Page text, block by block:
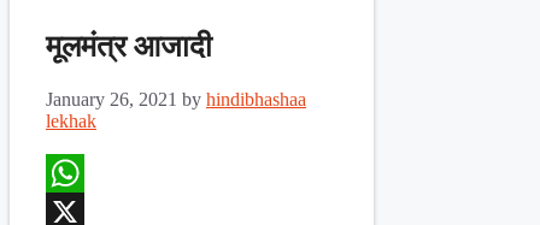
मूलमंत्र आजादी
January 26, 2021 by hindibhashaa
lekhak
WhatsApp